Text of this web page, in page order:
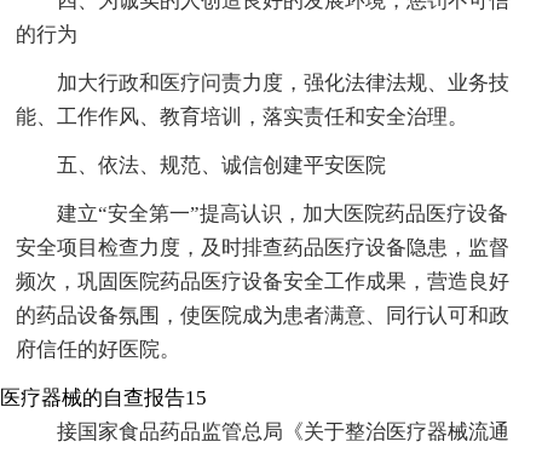
的行为
加大行政和医疗问责力度，强化法律法规、业务技
能、工作作风、教育培训，落实责任和安全治理。
五、依法、规范、诚信创建平安医院
建立“安全第一”提高认识，加大医院药品医疗设备
安全项目检查力度，及时排查药品医疗设备隐患，监督
频次，巩固医院药品医疗设备安全工作成果，营造良好
的药品设备氛围，使医院成为患者满意、同行认可和政
府信任的好医院。
医疗器械的自查报告15
接国家食品药品监管总局《关于整治医疗器械流通